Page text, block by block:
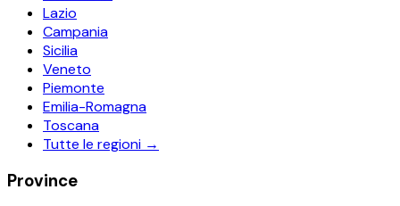
Lazio
Campania
Sicilia
Veneto
Piemonte
Emilia-Romagna
Toscana
Tutte le regioni →
Province